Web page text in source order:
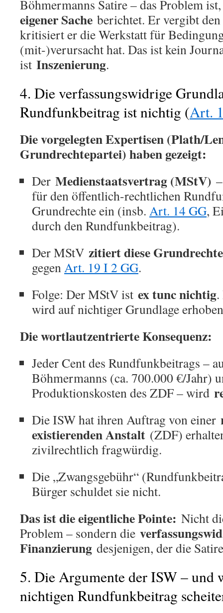
Böhmermanns Satire – das Problem
eigener Sache berichtet. Er vergibt
kritisiert er die Werkstatt für
(mit-)verursacht hat. Das ist kein
ist Inszenierung.
4. Die verfassungswidrige
Rundfunkbeitrag ist nichtig (Art.
Die vorgelegten Expertisen (Plath/
Grundrechtepartei) haben gezeigt:
Der Medienstaatsvertrag (MStV)
für den öffentlich-rechtlichen
Grundrechte ein (insb. Art. 14 GG,
durch den Rundfunkbeitrag).
Der MStV zitiert diese
gegenArt. 19 I 2 GG.
Folge: Der MStV ist ex tunc nichtig
wird auf nichtiger Grundlage
Die wortlautzentrierte Konsequenz:
Jeder Cent des Rundfunkbeitrags –
Böhmermanns (ca. 700.000 €/Jahr)
Produktionskosten des ZDF – wird
Die ISW hat ihren Auftrag von einer
existierenden Anstalt (ZDF)
zivilrechtlich fragwürdig.
Die „Zwangsgebühr“
Bürger schuldet sie nicht.
Das ist die eigentliche Pointe: Nicht
Problem – sondern die
Finanzierung desjenigen, der die
5. Die Argumente der ISW – und
nichtigen Rundfunkbeitrag